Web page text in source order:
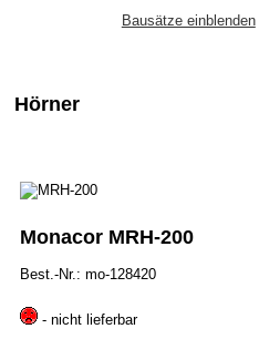
Bausätze einblenden
Hörner
Monacor MRH-200
Best.-Nr.: mo-128420
- nicht lieferbar